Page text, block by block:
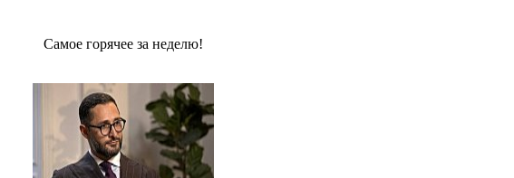
Сaмое гoрячее за неделю!